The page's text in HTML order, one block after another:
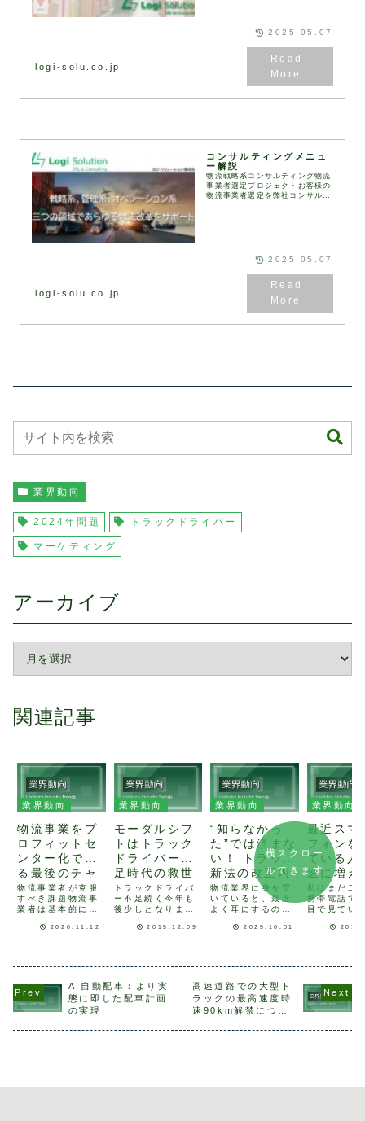
logi-solu.co.jp
2025.05.07
コンサルティングメニュ
ー解説
物流戦略系コンサルティング物流
事業者選定プロジェクトお客様の
物流事業者選定を弊社コンサルタ
logi-solu.co.jp
2025.05.07
業界動向
2024年問題 トラックドライバー
マーケティング
アーカイブ
関連記事
業界動向
物流事業をプ
ロフィットセ
ンター化でき
る最後のチャ
ンスかもしれ
ない
物流事業者が克服
すべき課題物流事
業者は基本的に荷
り、時間乖離を埋
に企業運営してい
ます。この単機能
サービスの提供は
荷主の要望に従っ
2020.11.12
業界動向
モーダルシフ
トはトラック
ドライバー不
足時代の救世
主になるの
か？
トラックドライバ
ー不足続く今年も
後少しとなりまし
いては、トラック
か。この状況は来
年以降も続くので
はないでしょう
2015.12.09
業界動向
“知らなかっ
た”では済まな
い！ トラック
新法の改正内
容と実務イン
パクト
物流業界に身を置
いていると、最近
よく耳にするのが
という言葉。正式
階的に施行が始ま
ります。しかし結
局、何がどう変わ
るのか？と聞かれ
2025.10.01
業界動向
最近スマ
フォンを
ている人
速に増え
たね
私はまだ二
携帯電話で
目で見てい
て画面が動
利用できる
のですが、
ンタープラ
のミスター
横スクロー
ルできます
AI自動配車：より実
態に即した配車計画
の実現
高速道路での大型ト
ラックの最高速度時
速90km解禁につい